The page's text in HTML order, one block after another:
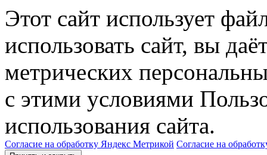
Этот сайт использует
использовать сайт, вы
метрических
с этими условиями
использования сайта.
Согласие на обработку Яндекс Метрикой Согласие на